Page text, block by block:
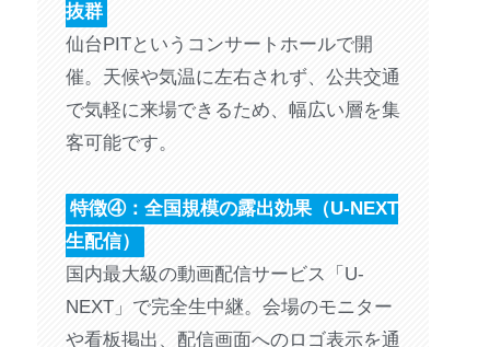
抜群
仙台PITというコンサートホールで開
催。天候や気温に左右されず、公共交通
で気軽に来場できるため、幅広い層を集
客可能です。
特徴④：全国規模の露出効果（U-NEXT
生配信）
国内最大級の動画配信サービス「U-
NEXT」で完全生中継。会場のモニター
や看板掲出、配信画面へのロゴ表示を通